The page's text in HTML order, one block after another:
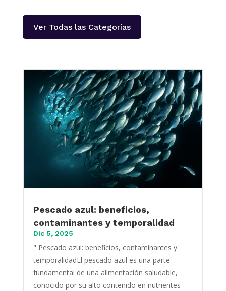
Ver Todas las Categorías
Pescado azul: beneficios,
contaminantes y temporalidad
Dic 5, 2025
" Pescado azul: beneficios, contaminantes y
temporalidadEl pescado azul es una parte
fundamental de una alimentación saludable,
conocido por su alto contenido en nutrientes